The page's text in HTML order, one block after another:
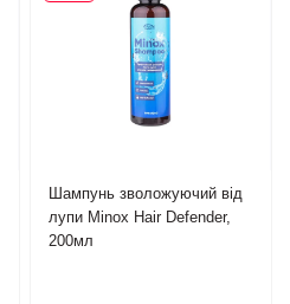
Шампунь зволожуючий від
лупи Minox Hair Defender,
200мл